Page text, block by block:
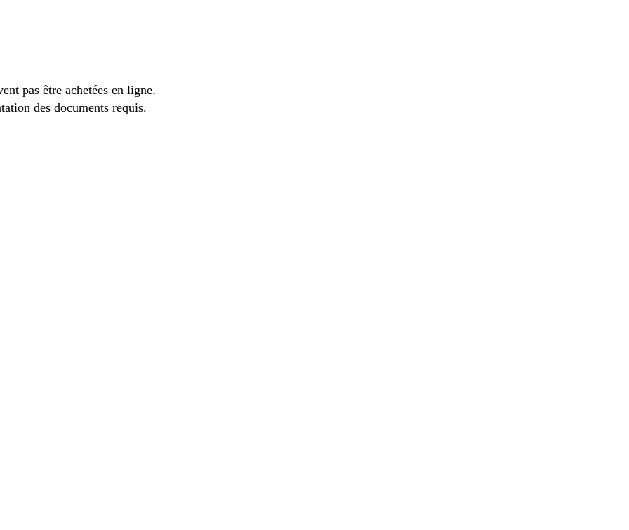
pas être achetées en ligne.
des documents requis.